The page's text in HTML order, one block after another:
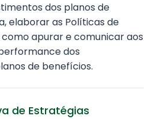
dos planos de
elaborar as Políticas de
apurar e comunicar aos
dos
de benefícios.
de Estratégias